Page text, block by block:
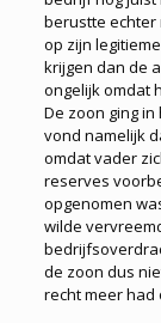
berustte echter
op zijn
krijgen dan de
ongelijk omdat
De zoon ging
vond namelijk
omdat vader
reserves
opgenomen
wilde
de zoon dus
recht meer had